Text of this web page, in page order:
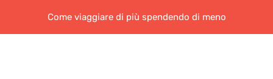
Come viaggiare di più spendendo di meno